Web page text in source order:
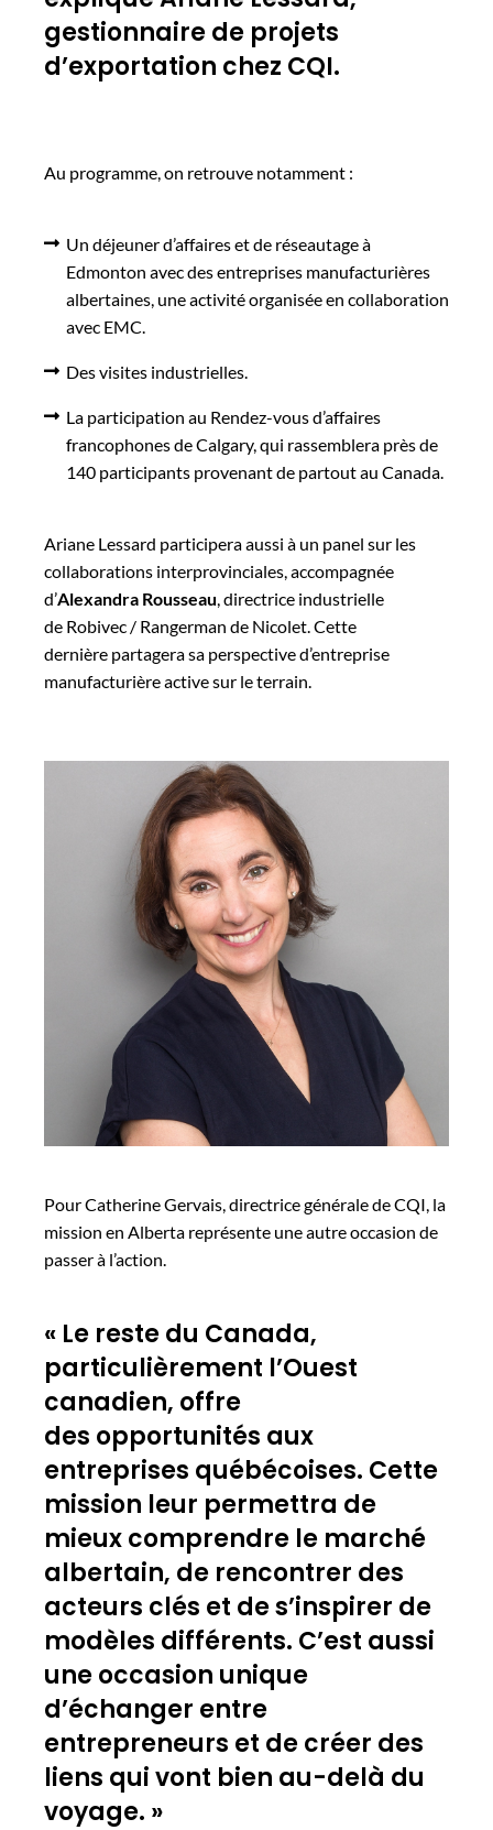
gestionnaire de projets
d’exportation chez CQI.
Au programme, on retrouve notamment :
Un déjeuner d’affaires et de réseautage à
Edmonton avec des entreprises manufacturières
albertaines, une activité organisée en collaboration
avec EMC.
Des visites industrielles.
La participation au Rendez-vous d’affaires
francophones de Calgary, qui rassemblera près de
140 participants provenant de partout au Canada.
Ariane Lessard participera aussi à un panel sur les
collaborations interprovinciales, accompagnée
d’Alexandra Rousseau , directrice industrielle
de Robivec / Rangerman de Nicolet. Cette
dernière partagera sa perspective d’entreprise
manufacturière active sur le terrain.
Pour Catherine Gervais, directrice générale de CQI, la
mission en Alberta représente une autre occasion de
passer à l’action.
« Le reste du Canada,
particulièrement l’Ouest
canadien, offre
des opportunités aux
entreprises québécoises. Cette
mission leur permettra de
mieux comprendre le marché
albertain, de rencontrer des
acteurs clés et de s’inspirer de
modèles différents. C’est aussi
une occasion unique
d’échanger entre
entrepreneurs et de créer des
liens qui vont bien au-delà du
voyage. »